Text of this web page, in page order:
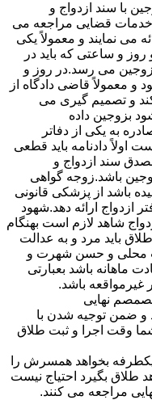
با سند ازدواج و
خدمات قضایی مراجعه می
می نمایند و معمولاً یکی
روز و ساعتی که باید در
زوجین می رسد.در روز و
معمولاً قاضی دادگاه از
و تصمیم گیری می
بزوجین داده
به یکی از دفاتر
اولاً دادنامه باید قطعی
سند ازدواج و
باشد.زوجه گواهی
باشد از پزشکی قانونی
ازدواج ارائه دهد.شهود
شاهد لازم است بهنگام
باید مرد و به عدالت
محلی و حسن شهرت و
ماهانه باشد بعبارتی
باشد.
نهایی
و ضمن توجیه شدن با
وقت اجرا و ثبت طلاق
بخواهد همسرش را
طلاق بگیرد احتیاج نیست
مراجعه می کنند.